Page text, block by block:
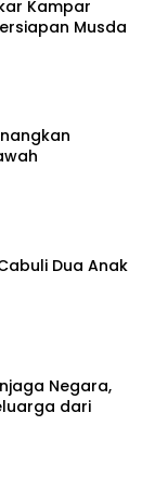
Kampar
Musda
Dua Anak
Negara,
dari